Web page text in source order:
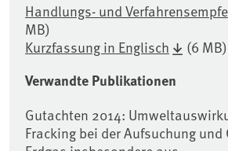
Handlungs- und
MB)
Kurzfassung in Englisch
(6 MB)
Verwandte Publikationen
Gutachten 2014:
Fracking bei der Aufsuchung